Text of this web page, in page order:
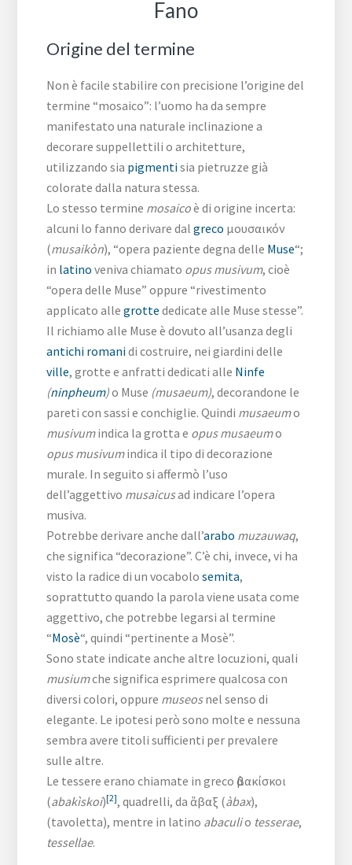
Fano
Origine del termine
Non è facile stabilire con precisione l’origine del
termine “mosaico”: l’uomo ha da sempre
manifestato una naturale inclinazione a
decorare suppellettili o architetture,
utilizzando sia pigmentisia pietruzze già
colorate dalla natura stessa.
Lo stesso termine mosaicoè di origine incerta:
alcuni lo fanno derivare dalgreco μουσαικόν
(musaikòn), “opera paziente degna delle Muse“;
in latino veniva chiamato opus musivum, cioè
“opera delle Muse” oppure “rivestimento
applicato allegrotte dedicate alle Muse stesse”.
Il richiamo alle Muse è dovuto all’usanza degli
antichi romanidi costruire, nei giardini delle
ville, grotte e anfratti dedicati alle Ninfe
(ninpheum)o Muse (musaeum), decorandone le
pareti con sassi e conchiglie. Quindi musaeumo
musivumindica la grotta e opus musaeumo
opus musivumindica il tipo di decorazione
murale. In seguito si affermò l’uso
dell’aggettivo musaicusad indicare l’opera
musiva.
Potrebbe derivare anche dall’arabo muzauwaq,
che significa “decorazione”. C’è chi, invece, vi ha
visto la radice di un vocabolosemita,
soprattutto quando la parola viene usata come
aggettivo, che potrebbe legarsi al termine
“Mosè“, quindi “pertinente a Mosè”.
Sono state indicate anche altre locuzioni, quali
musiumche significa esprimere qualcosa con
diversi colori, oppure museosnel senso di
elegante. Le ipotesi però sono molte e nessuna
sembra avere titoli sufficienti per prevalere
sulle altre.
Le tessere erano chiamate in greco ἀβακίσκοι
(abakìskoi)[2], quadrelli, da ἄβαξ (àbax),
(tavoletta), mentre in latino abaculio tesserae,
tessellae.